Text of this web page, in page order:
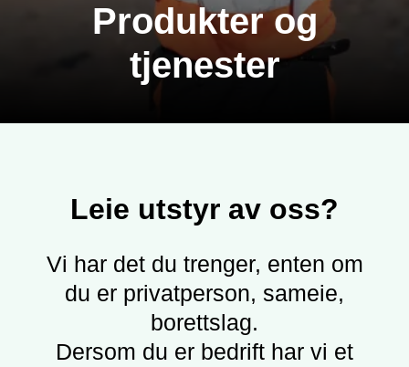
Produkter og
tjenester
Leie utstyr av oss?
Vi har det du trenger, enten om
du er privatperson, sameie,
borettslag.
Dersom du er bedrift har vi et